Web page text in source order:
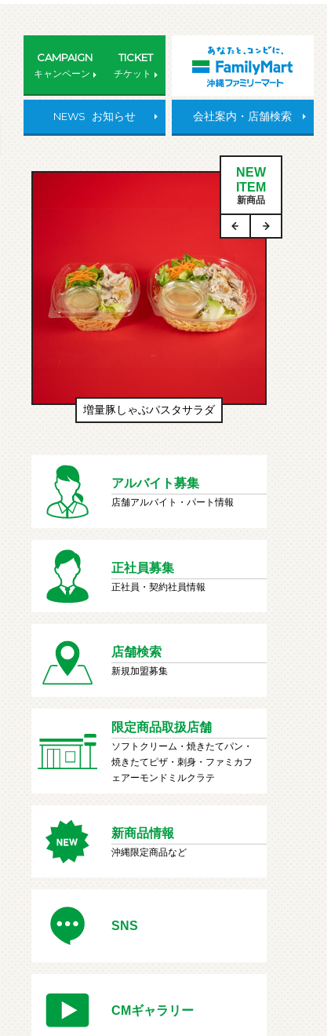
CAMPAIGN
キャンペーン
TICKET
チケット
NEWS お知らせ 会社案内・店舗検索
NEW
ITEM
新商品
生ドーナツ（わたあめ味風）
アルバイト募集
店舗アルバイト・パート情報
正社員募集
正社員・契約社員情報
店舗検索
新規加盟募集
限定商品取扱店舗
ソフトクリーム・焼きたてパン・
焼きたてピザ・刺身・ファミカフ
ェアーモンドミルクラテ
新商品情報
沖縄限定商品など
SNS
CMギャラリー